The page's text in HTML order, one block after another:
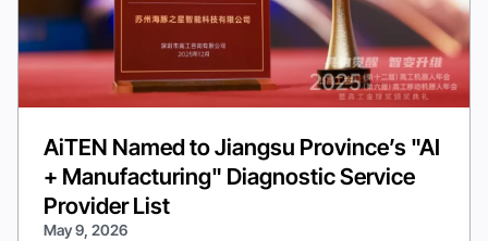
AiTEN Named to Jiangsu Province’s "AI
+ Manufacturing" Diagnostic Service
Provider List
May 9, 2026